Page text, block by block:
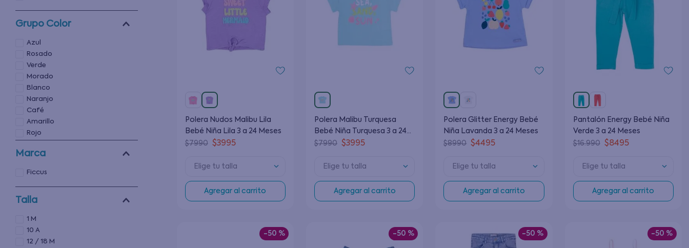
Grupo Color
Azul
Rosado
Verde
Morado
Blanco
Naranjo
Café
Amarillo
Rojo
Marca
Ficcus
Talla
1 M
10 A
12 / 18 M
Polera Nudos Malibu Lila
Bebé Niña Lila 3 a 24 Meses
$7990 $3995
Elige tu talla
Agregar al carrito
Polera Malibu Turquesa
Bebé Niña Turquesa 3 a 24
Meses
$7990 $3995
Elige tu talla
Agregar al carrito
Polera Glitter Energy Bebé
Niña Lavanda 3 a 24 Meses
$8990 $4495
Elige tu talla
Agregar al carrito
Pantalón Energy Bebé Niña
Verde 3 a 24 Meses
$16.990 $8495
Elige tu talla
Agregar al carrito
-50 % -50 % -50 % -50 %